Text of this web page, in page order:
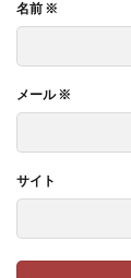
名前 ※
メール※
サイト